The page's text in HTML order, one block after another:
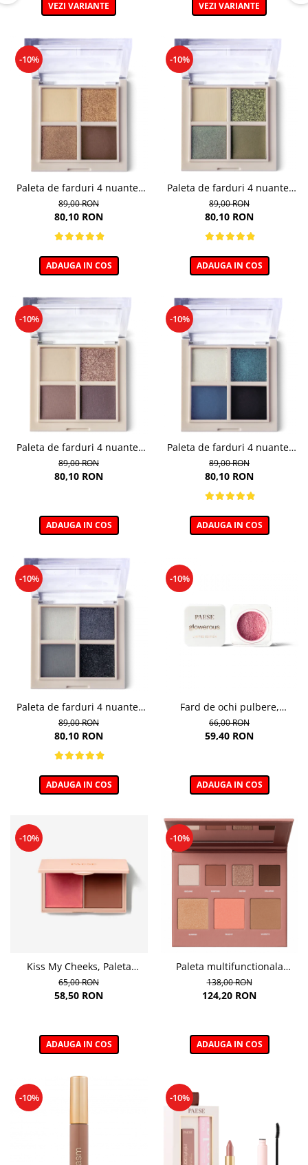
VEZI VARIANTE VEZI VARIANTE
-10%
Paleta de farduri 4 nuante,
Daily Vibe, nuanta Golden
Hour 01 - 5,5g
89,00 RON
80,10 RON
ADAUGA IN COS
-10%
Paleta de farduri 4 nuante,
Daily Vibe, nuanta Military
Vibe 02 - 5,5g
89,00 RON
80,10 RON
ADAUGA IN COS
-10%
Paleta de farduri 4 nuante,
Daily Vibe, nuanta Coffee
Break 03 - 5,5g
89,00 RON
80,10 RON
ADAUGA IN COS
-10%
Paleta de farduri 4 nuante,
Daily Vibe, nuanta Denim
Mood 05 - 5,5g
89,00 RON
80,10 RON
ADAUGA IN COS
-10%
Paleta de farduri 4 nuante,
Daily Vibe, nuanta Velvet
Smokey 06 - 5,5g
89,00 RON
80,10 RON
ADAUGA IN COS
-10%
Fard de ochi pulbere,
GLOWEROUS EYE PIGMENT
GOLD ROSE 12m
66,00 RON
59,40 RON
ADAUGA IN COS
-10%
Kiss My Cheeks, Paleta
cremoasa de contur, WARM -
15 g
65,00 RON
58,50 RON
ADAUGA IN COS
-10%
Paleta multifunctionala
pentru fata si ochi , Multi-
function Face and Eye Make-
138,00 RON
124,20 RON
ADAUGA IN COS
-10% -10%